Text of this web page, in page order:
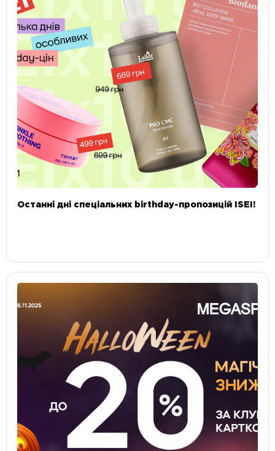
Останні дні спеціальних birthday-пропозицій ISEI!